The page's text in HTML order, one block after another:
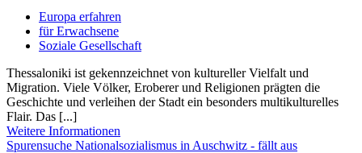
Europa erfahren
für Erwachsene
Soziale Gesellschaft
Thessaloniki ist gekennzeichnet von kultureller Vielfalt und
Migration. Viele Völker, Eroberer und Religionen prägten die
Geschichte und verleihen der Stadt ein besonders multikulturelles
Flair. Das [...]
Weitere Informationen
Spurensuche Nationalsozialismus in Auschwitz - fällt aus